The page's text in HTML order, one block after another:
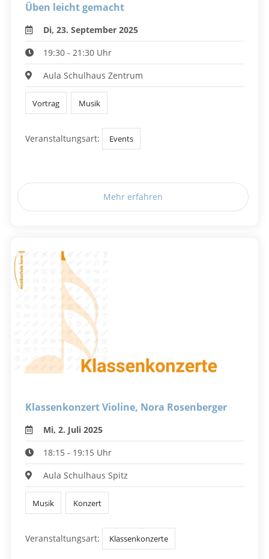
Üben leicht gemacht
Di, 23. September 2025
19:30 - 21:30 Uhr
Aula Schulhaus Zentrum
Vortrag Musik
Veranstaltungsart: Events
Mehr erfahren
Klassenkonzert Violine, Nora Rosenberger
Mi, 2. Juli 2025
18:15 - 19:15 Uhr
Aula Schulhaus Spitz
Musik Konzert
Veranstaltungsart: Klassenkonzerte